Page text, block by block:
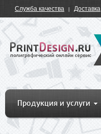
Служба качества Доставка
Продукция и услуги